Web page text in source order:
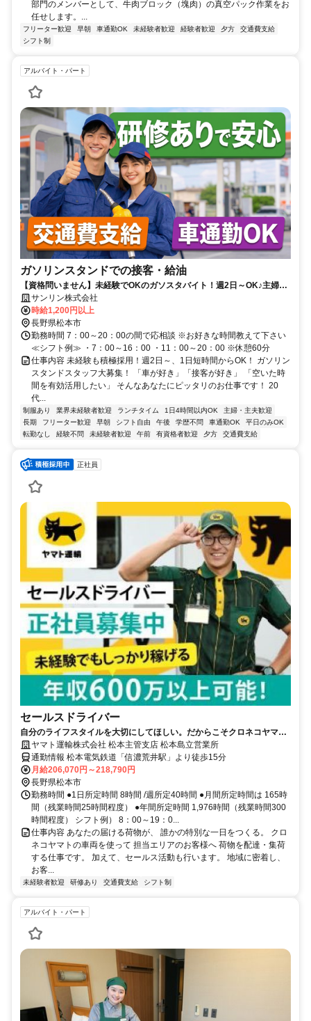
部門のメンバーとして、牛肉ブロック（塊肉）の真空パック作業をお
任せします。...
フリーター歓迎 早朝 車通勤OK 未経験者歓迎 経験者歓迎 夕方
交通費支給
シフト制
アルバイト・パート
ガソリンスタンドでの接客・給油
【資格問いません】未経験でOKのガソスタバイト！週2日～OK♪主婦・
フリーター・Wワーク大歓迎♪
サンリン株式会社
時給1,200円以上
長野県松本市
勤務時間 7：00～20：00の間で応相談 ※お好きな時間教えて下さい
≪シフト例≫ ・7：00～16：00 ・11：00～20：00 ※休憩60分
仕事内容 未経験も積極採用！週2日～、1日短時間からOK！ ガソリン
スタンドスタッフ大募集！ 「車が好き」「接客が好き」 「空いた時
間を有効活用したい」 そんなあなたにピッタリのお仕事です！ 20
代...
制服あり 業界未経験者歓迎 ランチタイム 1日4時間以内OK
主婦・主夫歓迎
長期
フリーター歓迎 早朝 シフト自由 午後 学歴不問 車通勤OK
平日のみOK
転勤なし
経験不問 未経験者歓迎 午前 有資格者歓迎 夕方 交通費支給
正社員
セールスドライバー
自分のライフスタイルを大切にしてほしい。だからこそクロネコヤマト
は収入も休日も充実
ヤマト運輸株式会社 松本主管支店 松本島立営業所
通勤情報 松本電気鉄道「信濃荒井駅」より徒歩15分
月給206,070円～218,790円
長野県松本市
勤務時間 ●1日所定時間 8時間 /週所定40時間 ●月間所定時間は 165時
間（残業時間25時間程度） ●年間所定時間 1,976時間（残業時間300
時間程度） シフト例） 8：00～19：0...
仕事内容 あなたの届ける荷物が、 誰かの特別な一日をつくる。 クロ
ネコヤマトの車両を使って 担当エリアのお客様へ 荷物を配達・集荷
する仕事です。 加えて、セールス活動も行います。 地域に密着し、
お客...
未経験者歓迎 研修あり 交通費支給 シフト制
アルバイト・パート